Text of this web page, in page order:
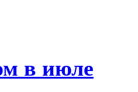
в июле